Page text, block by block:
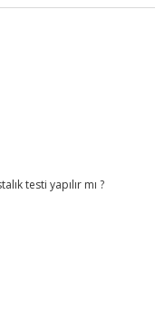
testi yapılır mı ?